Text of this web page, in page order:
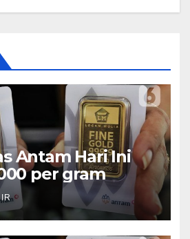
Antam Hari Ini
per gram
IR